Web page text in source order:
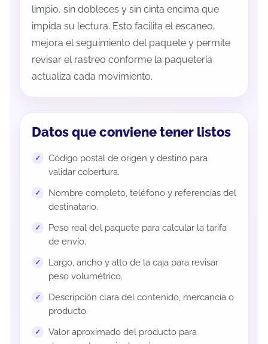
limpio, sin dobleces y sin cinta encima que
impida su lectura. Esto facilita el escaneo,
mejora el seguimiento del paquete y permite
revisar el rastreo conforme la paquetería
actualiza cada movimiento.
Datos que conviene tener listos
Código postal de origen y destino para
validar cobertura.
Nombre completo, teléfono y referencias del
destinatario.
Peso real del paquete para calcular la tarifa
de envío.
Largo, ancho y alto de la caja para revisar
peso volumétrico.
Descripción clara del contenido, mercancía o
producto.
Valor aproximado del producto para